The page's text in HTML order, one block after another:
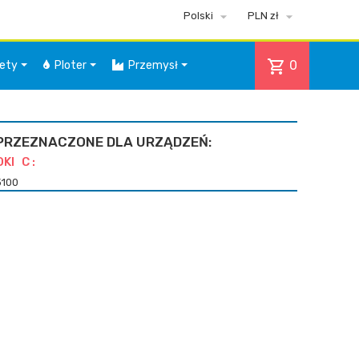
Polski  PLN zł 
shopping_cart 0
Ploter Przemysł
DLA URZĄDZEŃ:
C :